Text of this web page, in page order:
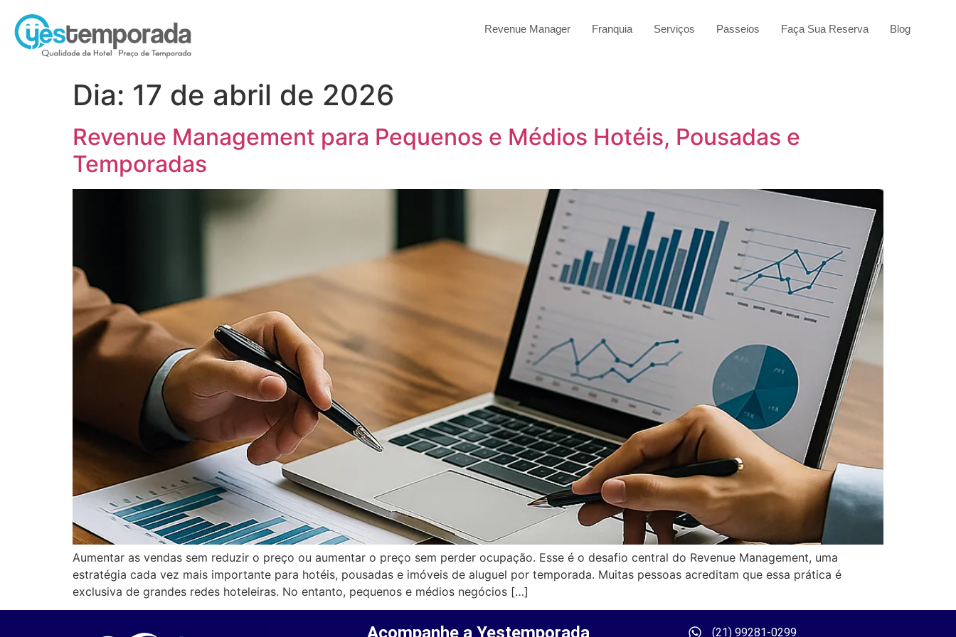
Revenue Manager Franquia Serviços Passeios Faça Sua Reserva Blog
Dia: 17 de abril de 2026
Revenue Management para Pequenos e Médios Hotéis, Pousadas e
Temporadas
Aumentar as vendas sem reduzir o preço ou aumentar o preço sem perder ocupação. Esse é o desafio central do Revenue Management, uma
estratégia cada vez mais importante para hotéis, pousadas e imóveis de aluguel por temporada. Muitas pessoas acreditam que essa prática é
exclusiva de grandes redes hoteleiras. No entanto, pequenos e médios negócios […]
Acompanhe a Yestemporada (21) 99281-0299